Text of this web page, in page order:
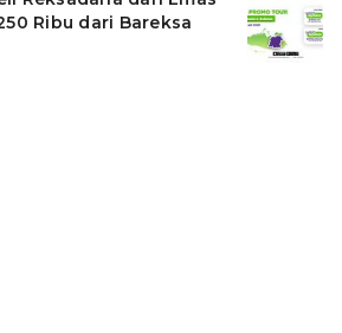
Ribu dari Bareksa